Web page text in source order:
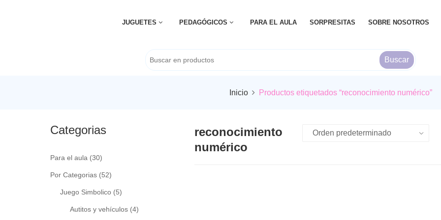
JUGUETES PEDAGÓGICOS PARA EL AULA SORPRESITAS SOBRE NOSOTROS
Buscar
Inicio Productos etiquetados “reconocimiento numérico”
Categorias
Para el aula (30)
Por Categorias (52)
Juego Simbolico (5)
Autitos y vehículos (4)
reconocimiento
numérico